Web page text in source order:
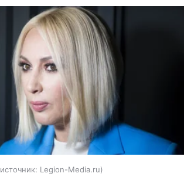
источник: Legion-Media.ru